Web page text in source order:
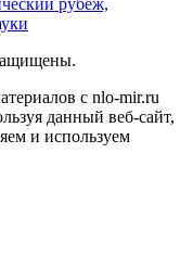
рубеж,
с nlo-mir.ru
данный веб-сайт,
и используем